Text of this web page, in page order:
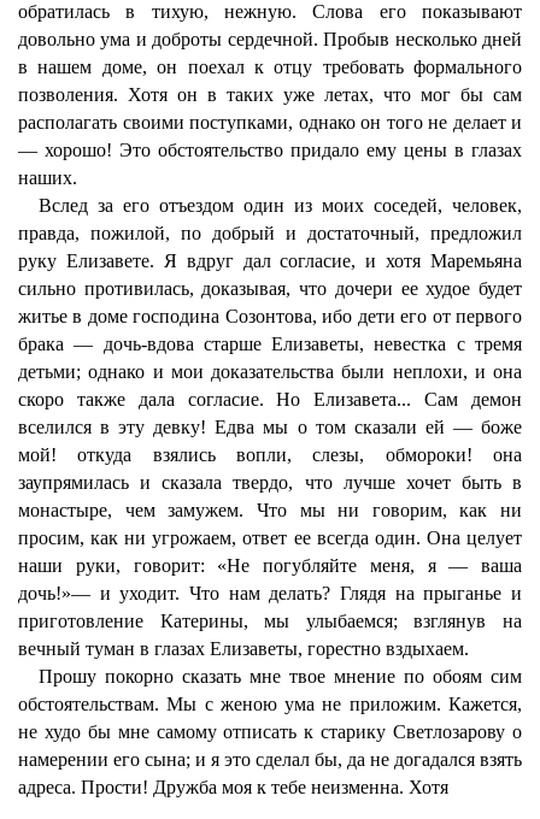
обратилась в тихую, нежную. Слова его показывают
довольно ума и доброты сердечной. Пробыв несколько дней
в нашем доме, он поехал к отцу требовать формального
позволения. Хотя он в таких уже летах, что мог бы сам
располагать своими поступками, однако он того не делает и
— хорошо! Это обстоятельство придало ему цены в глазах
наших.
Вслед за его отъездом один из моих соседей, человек,
правда, пожилой, по добрый и достаточный, предложил
руку Елизавете. Я вдруг дал согласие, и хотя Маремьяна
сильно противилась, доказывая, что дочери ее худое будет
житье в доме господина Созонтова, ибо дети его от первого
брака — дочь-вдова старше Елизаветы, невестка с тремя
детьми; однако и мои доказательства были неплохи, и она
скоро также дала согласие. Но Елизавета... Сам демон
вселился в эту девку! Едва мы о том сказали ей — боже
мой! откуда взялись вопли, слезы, обмороки! она
заупрямилась и сказала твердо, что лучше хочет быть в
монастыре, чем замужем. Что мы ни говорим, как ни
просим, как ни угрожаем, ответ ее всегда один. Она целует
наши руки, говорит: «Не погубляйте меня, я — ваша
дочь!»— и уходит. Что нам делать? Глядя на прыганье и
приготовление Катерины, мы улыбаемся; взглянув на
вечный туман в глазах Елизаветы, горестно вздыхаем.
Прошу покорно сказать мне твое мнение по обоям сим
обстоятельствам. Мы с женою ума не приложим. Кажется,
не худо бы мне самому отписать к старику Светлозарову о
намерении его сына; и я это сделал бы, да не догадался взять
адреса. Прости! Дружба моя к тебе неизменна. Хотя